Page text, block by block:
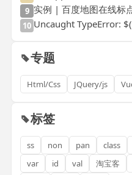
9 实例 | 百度地图在线标
10 Uncaught TypeError:
专题
Html/Css JQuery/js
标签
ss non pan class
var
id val 淘宝客